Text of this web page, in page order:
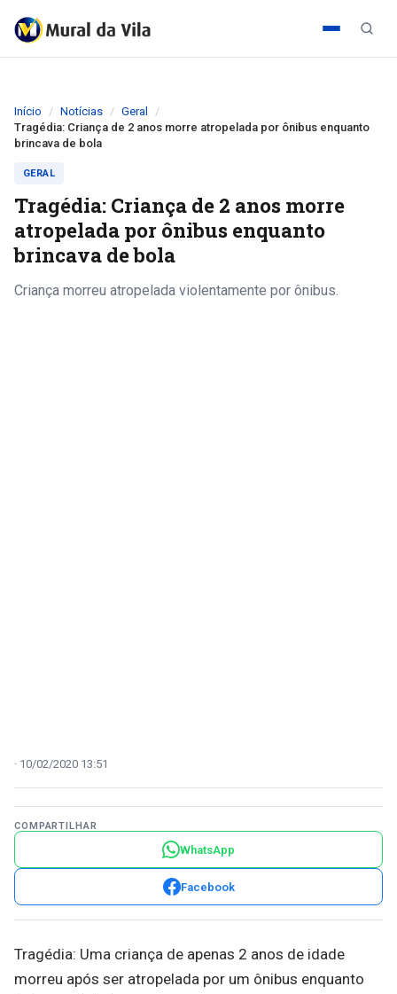
Início Notícias
Geral
Tragédia: Criança de 2 anos morre atropelada por ônibus enquanto
brincava de bola
GERAL
Tragédia: Criança de 2 anos morre
atropelada por ônibus enquanto
brincava de bola
Criança morreu atropelada violentamente por ônibus.
10/02/2020 13:51
COMPARTILHAR
WhatsApp
Facebook
Tragédia: Uma criança de apenas 2 anos de idade
morreu após ser atropelada por um ônibus enquanto